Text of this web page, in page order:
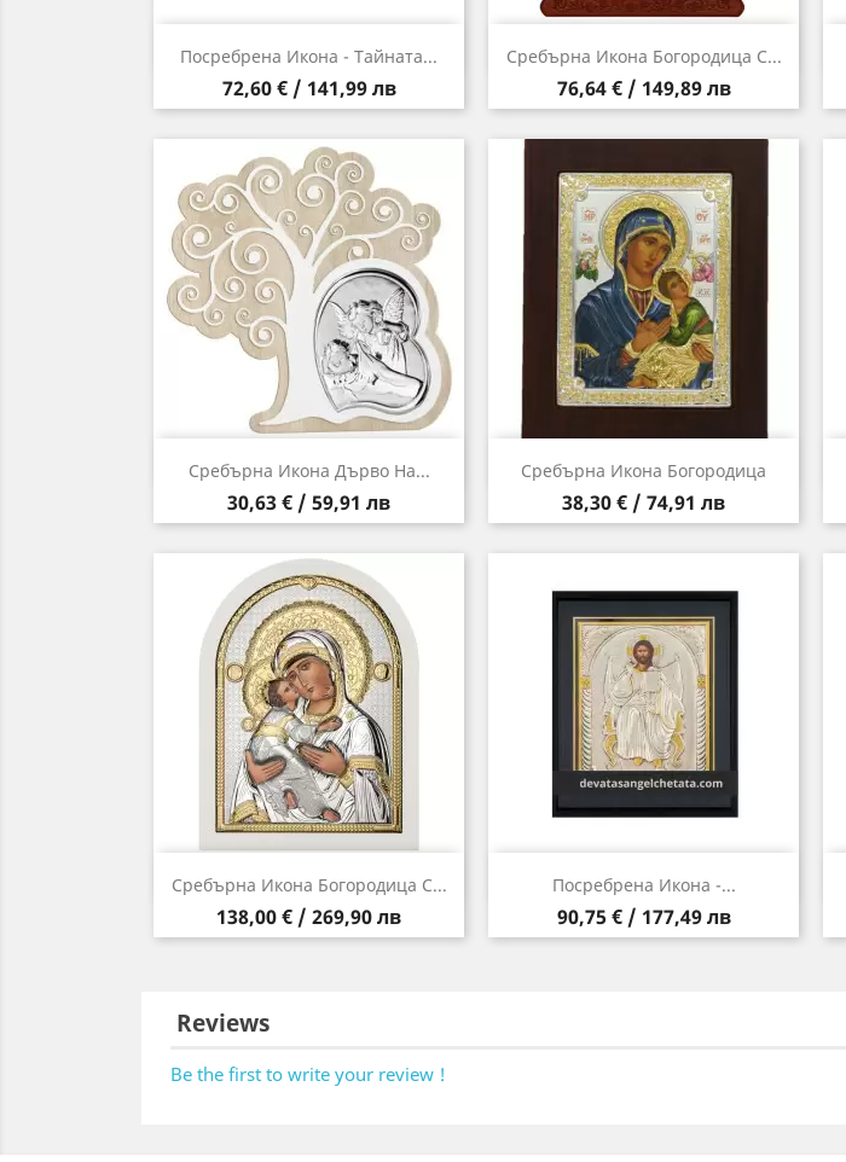
Посребрена Икона - Тайната...
Цена
72,60 € / 141,99 лв
Бърз преглед Сребърна Икона Богородица С...
Цена
76,64 € / 149,89 лв
 Бърз преглед
Сребърна Икона Дърво На...
Цена
30,63 € / 59,91 лв
Бърз преглед Сребърна Икона Богородица
Цена
38,30 € / 74,91 лв
Бърз преглед
Сребърна Икона Богородица С...
Цена
138,00 € / 269,90 лв
 Бърз преглед Посребрена Икона -...
Цена
90,75 € / 177,49 лв
Бърз преглед
Reviews
Be the first to write your review !